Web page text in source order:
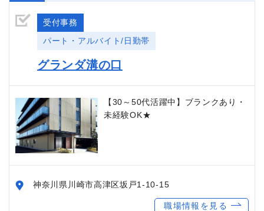
受付事務
パート・アルバイト/日勤帯
グランダ溝の口
【30～50代活躍中】ブランクあり・
未経験OK★
神奈川県川崎市高津区坂戸1-10-15
職場情報を見る